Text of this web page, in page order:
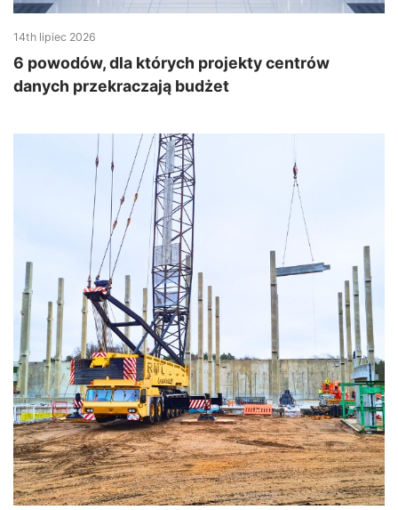
14th lipiec 2026
6 powodów, dla których projekty centrów
danych przekraczają budżet